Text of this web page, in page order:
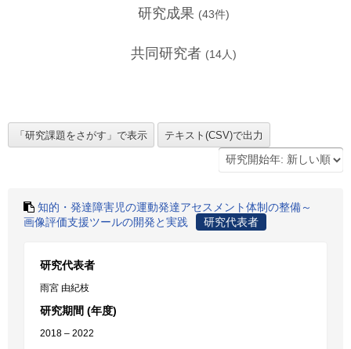
研究成果 (43件)
共同研究者 (14人)
知的・発達障害児の運動発達アセスメント体制の整備～
画像評価支援ツールの開発と実践
研究代表者
研究代表者
雨宮 由紀枝
研究期間 (年度)
2018 – 2022